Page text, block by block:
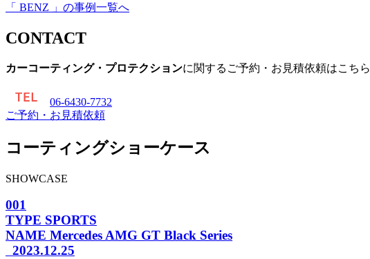
「 BENZ 」の事例一覧へ
CONTACT
カーコーティング・プロテクションに関するご予約・お見積依頼はこちら
06-6430-7732
ご予約・お見積依頼
コーティングショーケース
SHOWCASE
001
TYPE SPORTS
NAME Mercedes AMG GT Black Series
2023.12.25